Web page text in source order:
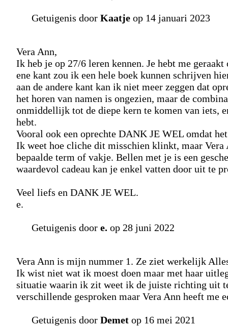
Getuigenis door Kaatje op 14 januari 2023
Vera Ann,
Ik heb je op 27/6 leren kennen. Je hebt me
ene kant zou ik een hele boek kunnen schrijven
aan de andere kant kan ik niet meer zeggen dat
het horen van namen is ongezien, maar de
onmiddellijk tot de diepe kern te komen van iets,
hebt.
Vooral ook een oprechte DANK JE WEL omdat
Ik weet hoe cliche dit misschien klinkt, maar Vera
bepaalde term of vakje. Bellen met je is een
waardevol cadeau kan je enkel vatten door uit te
Veel liefs en DANK JE WEL.
e.
Getuigenis door e. op 28 juni 2022
Vera Ann is mijn nummer 1. Ze ziet werkelijk
Ik wist niet wat ik moest doen maar met haar
situatie waarin ik zit weet ik de juiste richting uit
verschillende gesproken maar Vera Ann heeft me
Getuigenis door Demet op 16 mei 2021